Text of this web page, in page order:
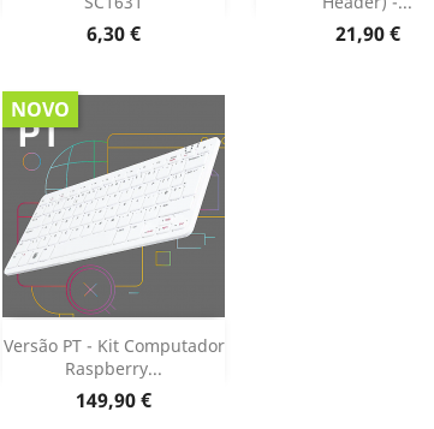
Preço
6,30 €
Dados do produto Preço
21,90 €
Versão PT - Kit Computador
Raspberry...
Preço
149,90 €
NOVO
Adicionar 
Dados do produto